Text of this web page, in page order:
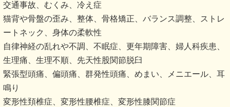
交通事故、むくみ、冷え症
猫背や骨盤の歪み、整体、骨格矯正、バランス調整、ストレ
ートネック、身体の柔軟性
自律神経の乱れや不調、不眠症、更年期障害、婦人科疾患、
生理痛、生理不順、先天性股関節脱臼
緊張型頭痛、偏頭痛、群発性頭痛、めまい、メニエール、耳
鳴り
変形性頚椎症、変形性腰椎症、変形性膝関節症